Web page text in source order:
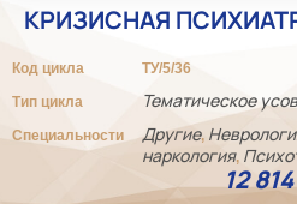
КРИЗИСНАЯ
Код цикла
ТУ/5/36
Тип цикла
Тематическое
Специальности Другие,
наркология,
12 814